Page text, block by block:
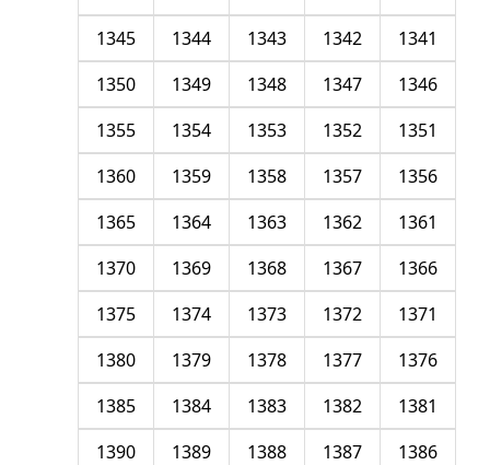
1341
1342
1343
1344
1345
1346
1347
1348
1349
1350
1351
1352
1353
1354
1355
1356
1357
1358
1359
1360
1361
1362
1363
1364
1365
1366
1367
1368
1369
1370
1371
1372
1373
1374
1375
1376
1377
1378
1379
1380
1381
1382
1383
1384
1385
1386
1387
1388
1389
1390